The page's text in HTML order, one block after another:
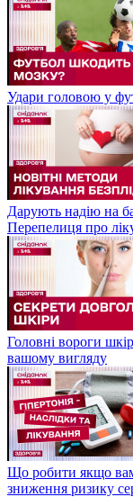
Удари головою у
Дарують надію на
Перепелиця про
Головні вороги
вашому вигляду
Що робити якщо вам
зниження ризику